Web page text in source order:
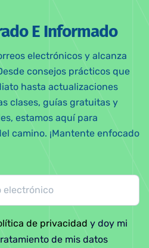
E Informado
electrónicos y alcanza
consejos prácticos que
hasta actualizaciones
clases, guías gratuitas y
estamos aquí para
camino. ¡Mantente enfocado
de privacidad y doy mi
de mis datos